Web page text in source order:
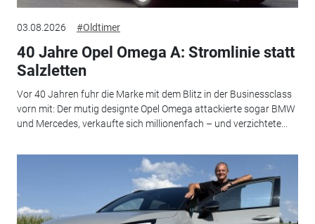
03.08.2026 #Oldtimer
40 Jahre Opel Omega A: Stromlinie statt
Salzletten
Vor 40 Jahren fuhr die Marke mit dem Blitz in der Businessclass
vorn mit: Der mutig designte Opel Omega attackierte sogar BMW
und Mercedes, verkaufte sich millionenfach – und verzichtete...